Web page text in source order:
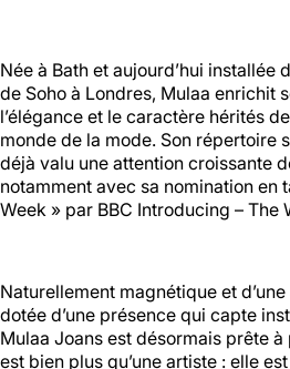
Sam, Dim : 15h00 - 00h00
Voir la carte
01 46 36 07 07
Mer, Jeu : 17h - 22h00
Ven : 17h - 23h00
Sam : 15h00 - 23h00
Née à Bath et aujourd’hui installée
de Soho à Londres, Mulaa enrichit
l’élégance et le caractère hérités
monde de la mode. Son répertoire
déjà valu une attention croissante
notamment avec sa nomination en
Week » par BBC Introducing – The
Naturellement magnétique et
dotée d’une présence qui capte
Mulaa Joans est désormais prête à
est bien plus qu’une artiste : elle